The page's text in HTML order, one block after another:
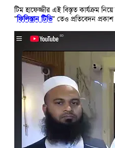
টিম হাফেজ্জীর এই বিস্তৃত কার্যক্রম
"ফিলিস্তান টিভি" তেও প্রতিবেদন